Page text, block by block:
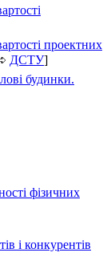
проектних
ДСТУ]
будинки.
фізичних
і конкурентів